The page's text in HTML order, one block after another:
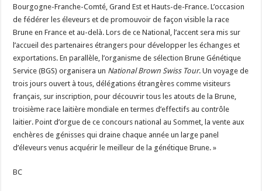
Bourgogne-Franche-Comté, Grand Est et Hauts-de-France. L’occasion
de fédérer les éleveurs et de promouvoir de façon visible la race
Brune en France et au-delà. Lors de ce National, l’accent sera mis sur
l’accueil des partenaires étrangers pour développer les échanges et
exportations. En parallèle, l’organisme de sélection Brune Génétique
Service (BGS) organisera un National Brown Swiss Tour. Un voyage de
trois jours ouvert à tous, délégations étrangères comme visiteurs
français, sur inscription, pour découvrir tous les atouts de la Brune,
troisième race laitière mondiale en termes d’effectifs au contrôle
laitier. Point d’orgue de ce concours national au Sommet, la vente aux
enchères de génisses qui draine chaque année un large panel
d’éleveurs venus acquérir le meilleur de la génétique Brune. »
BC